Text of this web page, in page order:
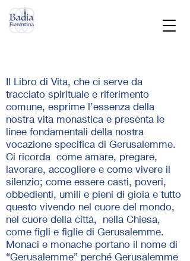
Il Libro di Vita, che ci serve da
tracciato spirituale e riferimento
comune, esprime l’essenza della
nostra vita monastica e presenta le
linee fondamentali della nostra
vocazione specifica di Gerusalemme.
Ci ricorda come amare, pregare,
lavorare, accogliere e come vivere il
silenzio; come essere casti, poveri,
obbedienti, umili e pieni di gioia e tutto
questo vivendo nel cuore del mondo,
nel cuore della città, nella Chiesa,
come figli e figlie di Gerusalemme.
Monaci e monache portano il nome di
“Gerusalemme” perché Gerusalemme